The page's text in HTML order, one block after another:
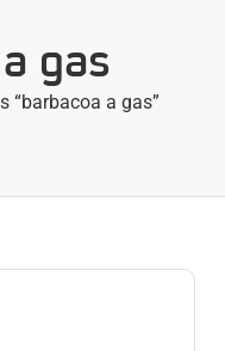
gas
“barbacoa a gas”